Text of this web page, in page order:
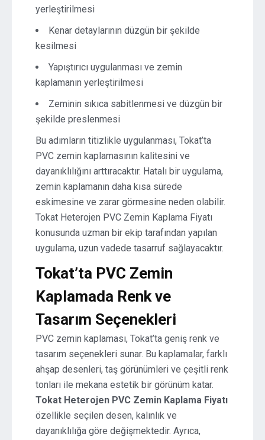
yerleştirilmesi
Kenar detaylarının düzgün bir şekilde
kesilmesi
Yapıştırıcı uygulanması ve zemin
kaplamanın yerleştirilmesi
Zeminin sıkıca sabitlenmesi ve düzgün bir
şekilde preslenmesi
Bu adımların titizlikle uygulanması, Tokat’ta
PVC zemin kaplamasının kalitesini ve
dayanıklılığını arttıracaktır. Hatalı bir uygulama,
zemin kaplamanın daha kısa sürede
eskimesine ve zarar görmesine neden olabilir.
Tokat Heterojen PVC Zemin Kaplama Fiyatı
konusunda uzman bir ekip tarafından yapılan
uygulama, uzun vadede tasarruf sağlayacaktır.
Tokat’ta PVC Zemin
Kaplamada Renk ve
Tasarım Seçenekleri
PVC zemin kaplaması, Tokat’ta geniş renk ve
tasarım seçenekleri sunar. Bu kaplamalar, farklı
ahşap desenleri, taş görünümleri ve çeşitli renk
tonları ile mekana estetik bir görünüm katar.
Tokat Heterojen PVC Zemin Kaplama Fiyatı
özellikle seçilen desen, kalınlık ve
dayanıklılığa göre değişmektedir. Ayrıca,